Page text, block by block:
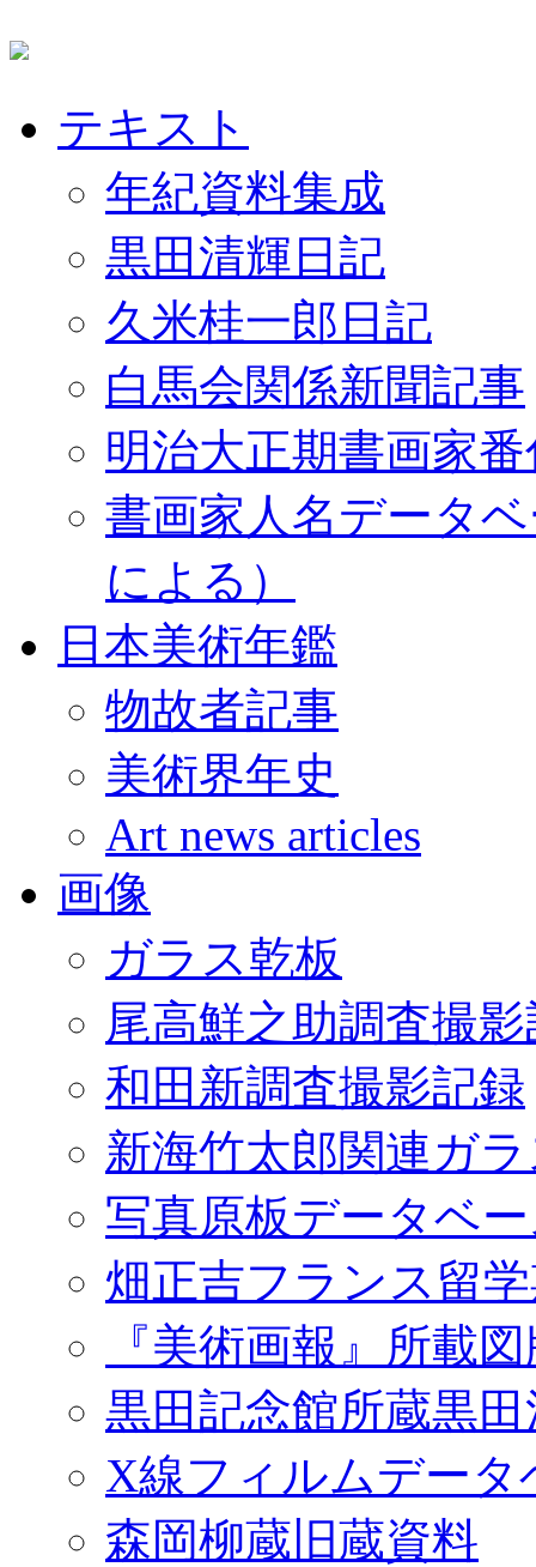
テキスト
年紀資料集成
黒田清輝日記
久米桂一郎日記
白馬会関係新聞記事
明治大正期書画家
書画家人名データ
による）
日本美術年鑑
物故者記事
美術界年史
Art news articles
画像
ガラス乾板
尾高鮮之助調査撮
和田新調査撮影記録
新海竹太郎関連ガ
写真原板データベ
畑正吉フランス留
『美術画報』所載
黒田記念館所蔵黒
X線フィルムデータ
森岡柳蔵旧蔵資料